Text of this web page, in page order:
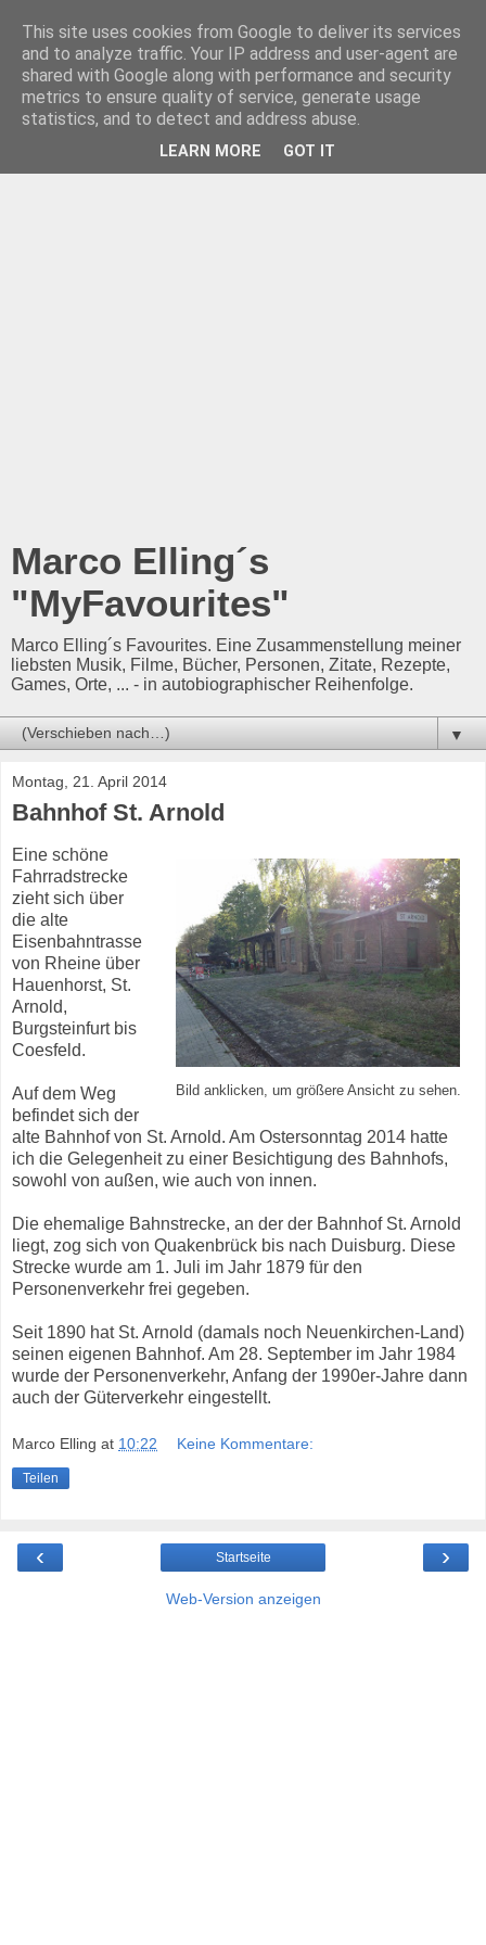
Marco Elling´s
"MyFavourites"
Marco Elling´s Favourites. Eine Zusammenstellung meiner
liebsten Musik, Filme, Bücher, Personen, Zitate, Rezepte,
Games, Orte, ... - in autobiographischer Reihenfolge.
▼
Montag, 21. April 2014
Bahnhof St. Arnold
Bild anklicken, um größere Ansicht zu sehen.
Eine schöne
Fahrradstrecke
zieht sich über
die alte
Eisenbahntrasse
von Rheine über
Hauenhorst, St.
Arnold,
Burgsteinfurt bis
Coesfeld.
Auf dem Weg
befindet sich der
alte Bahnhof von St. Arnold. Am Ostersonntag 2014 hatte
ich die Gelegenheit zu einer Besichtigung des Bahnhofs,
sowohl von außen, wie auch von innen.
Die ehemalige Bahnstrecke, an der der Bahnhof St. Arnold
liegt, zog sich von Quakenbrück bis nach Duisburg. Diese
Strecke wurde am 1. Juli im Jahr 1879 für den
Personenverkehr frei gegeben.
Seit 1890 hat St. Arnold (damals noch Neuenkirchen-Land)
seinen eigenen Bahnhof. Am 28. September im Jahr 1984
wurde der Personenverkehr, Anfang der 1990er-Jahre dann
auch der Güterverkehr eingestellt.
Marco Elling at 10:22 Keine Kommentare:
Teilen
‹ ›
Startseite
Web-Version anzeigen
This site uses cookies from Google to deliver its services
and to analyze traffic. Your IP address and user-agent are
shared with Google along with performance and security
metrics to ensure quality of service, generate usage
statistics, and to detect and address abuse.
LEARN MORE GOT IT